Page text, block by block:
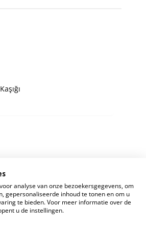
analyse van onze bezoekersgegevens, om
gepersonaliseerde inhoud te tonen en om u
te bieden. Voor meer informatie over de
u de instellingen.